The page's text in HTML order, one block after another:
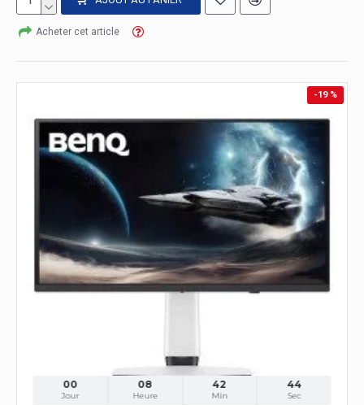
Acheter cet article
-19 %
00
Jour
08
Heure
42
Min
42
Sec